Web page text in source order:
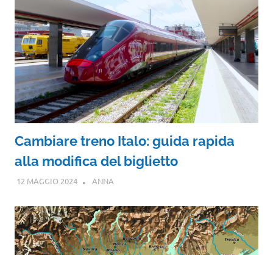
Cambiare treno Italo: guida rapida
alla modifica del biglietto
12 MAGGIO 2024 ANNA